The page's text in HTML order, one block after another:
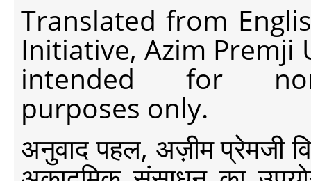
Translated from
Initiative, Azim Premji
intended for non-
purposes only.
अनुवाद पहल, अज़ीम प्रेमजी